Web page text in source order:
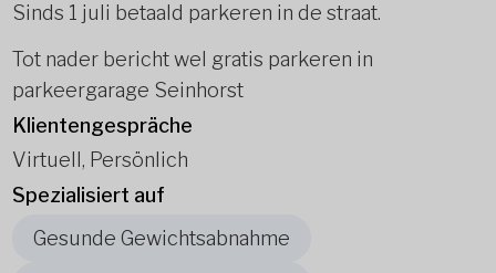
Sinds 1 juli betaald parkeren in de straat.
Tot nader bericht wel gratis parkeren in
parkeergarage Seinhorst
Klientengespräche
Virtuell, Persönlich
Spezialisiert auf
Gesunde Gewichtsabnahme